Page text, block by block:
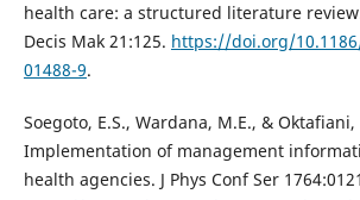
health care: a structured literature
Decis Mak 21:125. https://doi.org/
01488-9.
Soegoto, E.S., Wardana, M.E., & Oktafiani,
Implementation of management
health agencies. J Phys Conf Ser